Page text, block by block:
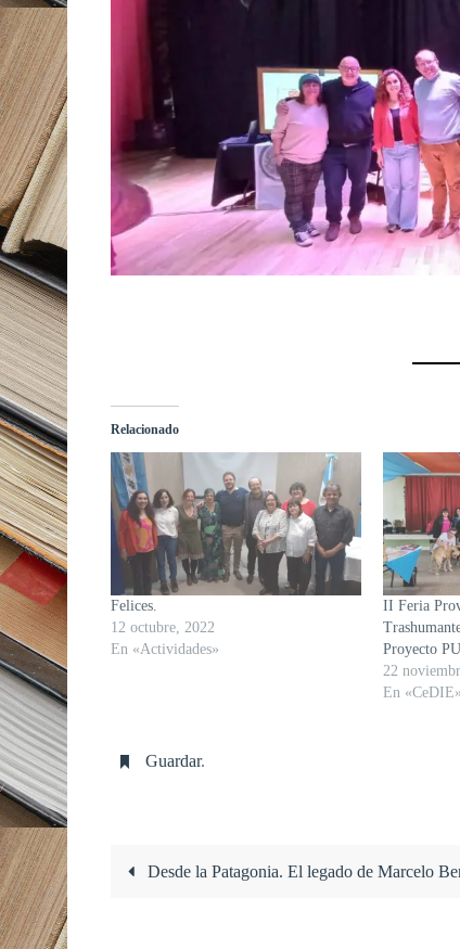
Relacionado
Felices.
12 octubre, 2022
En «Actividades»
II Feria
Proyecto
22
En «CeDIE»
Guardar.
Desde la Patagonia. El legado de Marcelo